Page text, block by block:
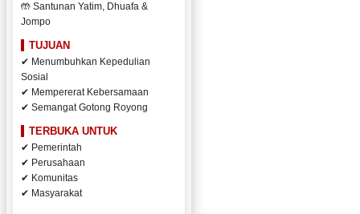
🤲 Santunan Yatim, Dhuafa &
Jompo
TUJUAN
✔ Menumbuhkan Kepedulian
Sosial
✔ Mempererat Kebersamaan
✔ Semangat Gotong Royong
TERBUKA UNTUK
✔ Pemerintah
✔ Perusahaan
✔ Komunitas
✔ Masyarakat